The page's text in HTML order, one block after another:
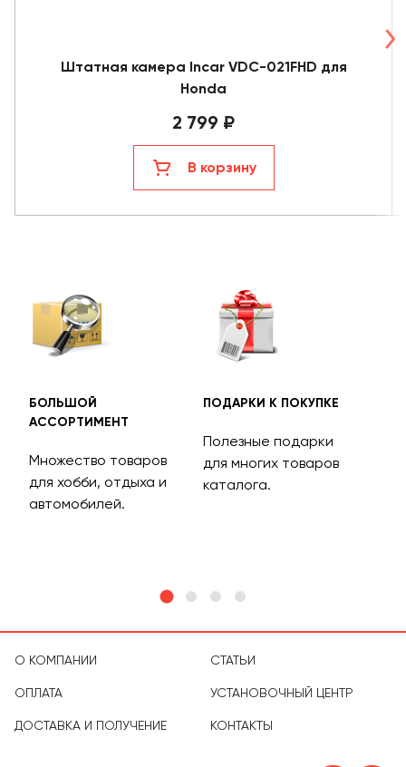
Штатная камера Incar VDC-021FHD для
Honda
2 799 ₽
В корзину
БОЛЬШОЙ
АССОРТИМЕНТ
Множество товаров
для хобби, отдыха и
автомобилей.
ПОДАРКИ К ПОКУПКЕ
Полезные подарки
для многих товаров
каталога.
О КОМПАНИИ
ОПЛАТА
ДОСТАВКА И ПОЛУЧЕНИЕ
СТАТЬИ
УСТАНОВОЧНЫЙ ЦЕНТР
КОНТАКТЫ